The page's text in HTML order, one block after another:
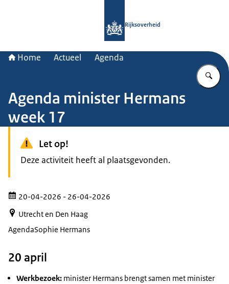
Rijksoverheid
Home Actueel Agenda
Agenda minister Hermans
week 17
Let op!
Deze activiteit heeft al plaatsgevonden.
20-04-2026 - 26-04-2026
Utrecht en Den Haag
AgendaSophie Hermans
20 april
Werkbezoek: minister Hermans brengt samen met minister